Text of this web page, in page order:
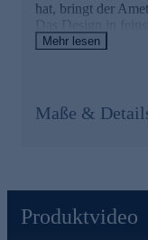
hat, bringt der
Das Design in
Eleganz komplett.
finden Sie auch im
keine
Schmuckwaren
Lieferanten
Mehr lesen
Maße &
Produktvideo